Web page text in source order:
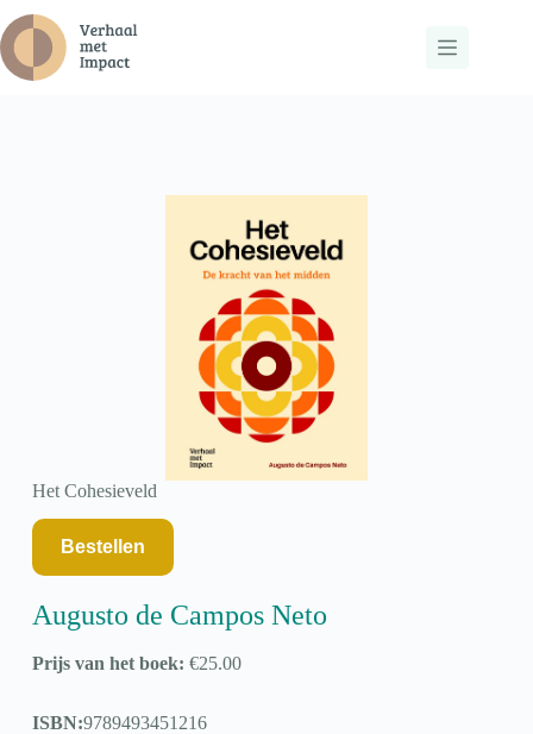
naar
de
inhoud
Het Cohesieveld
Bestellen
Augusto de Campos Neto
Prijs van het boek: €25.00
ISBN:9789493451216